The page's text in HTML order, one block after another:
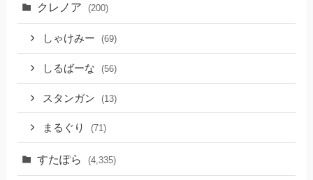
クレノア (200)
しゃけみー (69)
しるばーな (56)
スタンガン (13)
まるぐり (71)
すたぽら (4,335)